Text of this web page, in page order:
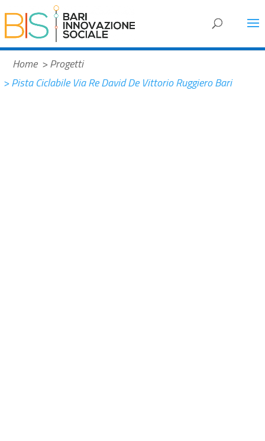
Home > Progetti
> Pista Ciclabile Via Re David De Vittorio Ruggiero Bari